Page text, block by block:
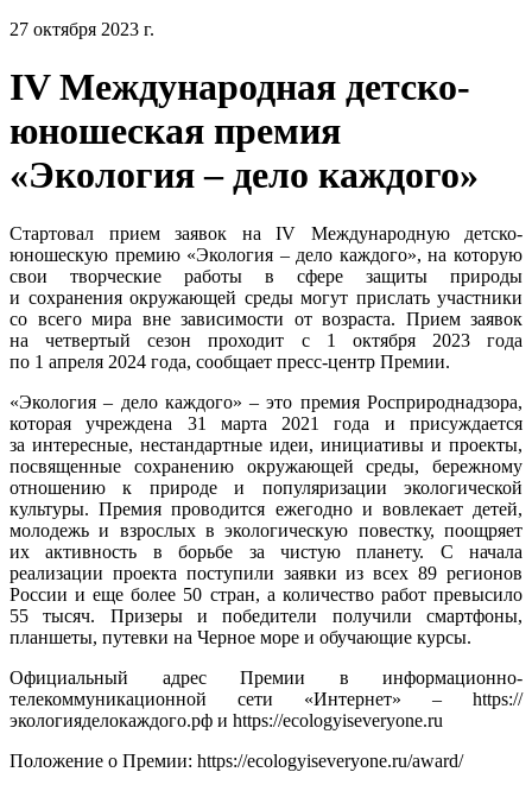
27 октября 2023 г.
IV Международная детско-
юношеская премия
«Экология – дело каждого»
Стартовал прием заявок на IV Международную детско-
юношескую премию «Экология – дело каждого», на которую
свои творческие работы в сфере защиты природы
и сохранения окружающей среды могут прислать участники
со всего мира вне зависимости от возраста. Прием заявок
на четвертый сезон проходит с 1 октября 2023 года
по 1 апреля 2024 года, сообщает пресс-центр Премии.
«Экология – дело каждого» – это премия Росприроднадзора,
которая учреждена 31 марта 2021 года и присуждается
за интересные, нестандартные идеи, инициативы и проекты,
посвященные сохранению окружающей среды, бережному
отношению к природе и популяризации экологической
культуры. Премия проводится ежегодно и вовлекает детей,
молодежь и взрослых в экологическую повестку, поощряет
их активность в борьбе за чистую планету. С начала
реализации проекта поступили заявки из всех 89 регионов
России и еще более 50 стран, а количество работ превысило
55 тысяч. Призеры и победители получили смартфоны,
планшеты, путевки на Черное море и обучающие курсы.
Официальный адрес Премии в информационно-
телекоммуникационной сети «Интернет» – https://
экологияделокаждого.рф и https://ecologyiseveryone.ru
Положение о Премии: https://ecologyiseveryone.ru/award/